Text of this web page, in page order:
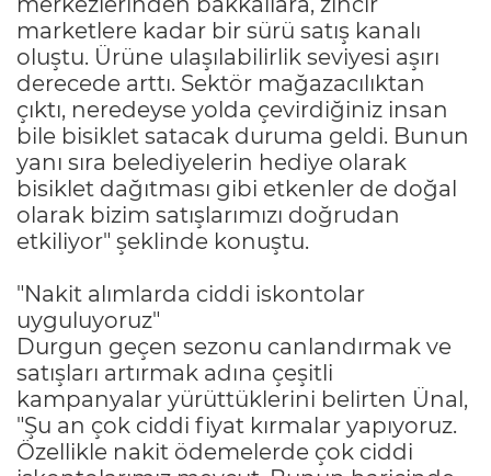
marketlere kadar bir sürü satış kanalı
oluştu. Ürüne ulaşılabilirlik seviyesi aşırı
derecede arttı. Sektör mağazacılıktan
çıktı, neredeyse yolda çevirdiğiniz insan
bile bisiklet satacak duruma geldi. Bunun
yanı sıra belediyelerin hediye olarak
bisiklet dağıtması gibi etkenler de doğal
olarak bizim satışlarımızı doğrudan
etkiliyor" şeklinde konuştu.
"Nakit alımlarda ciddi iskontolar
uyguluyoruz"
Durgun geçen sezonu canlandırmak ve
satışları artırmak adına çeşitli
kampanyalar yürüttüklerini belirten Ünal,
"Şu an çok ciddi fiyat kırmalar yapıyoruz.
Özellikle nakit ödemelerde çok ciddi